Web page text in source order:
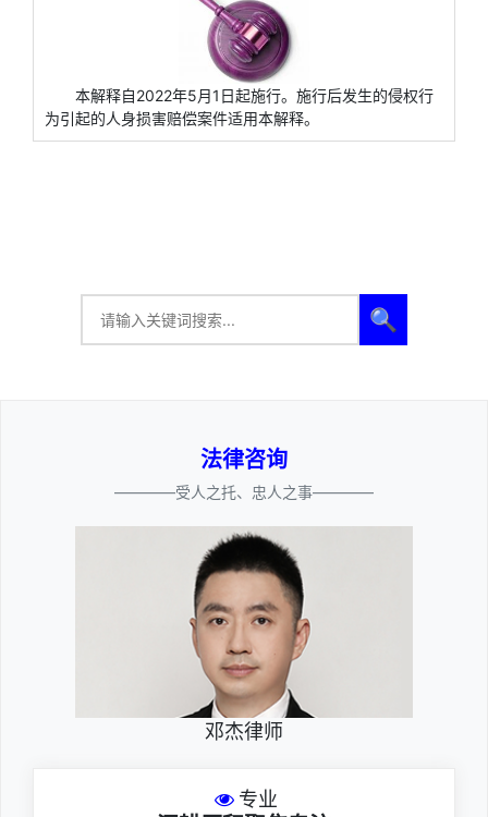
本解释自2022年5月1日起施行。施行后发生的侵权行
为引起的人身损害赔偿案件适用本解释。
🔍
法律咨询
————受人之托、忠人之事————
邓杰律师
专业